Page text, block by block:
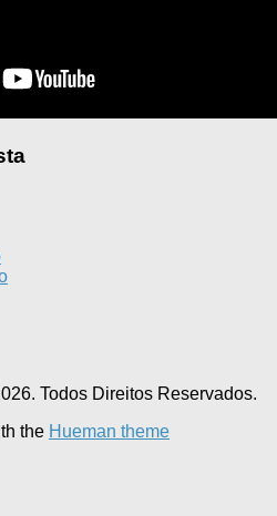
Todos Direitos Reservados.
the Hueman theme